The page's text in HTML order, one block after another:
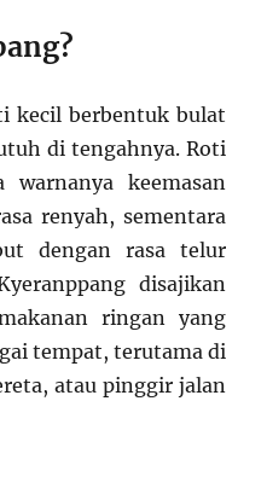
kecil berbentuk bulat
di tengahnya. Roti
keemasan
renyah, sementara
dengan rasa telur
disajikan
ringan yang
tempat, terutama di
atau pinggir jalan